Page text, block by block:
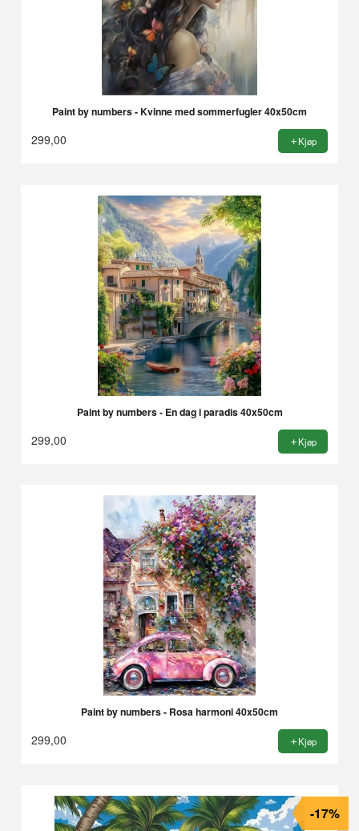
Paint by numbers - Kvinne med sommerfugler 40x50cm
299,00 Kjøp
Paint by numbers - En dag i paradis 40x50cm
299,00 Kjøp
Paint by numbers - Rosa harmoni 40x50cm
299,00 Kjøp
-17%